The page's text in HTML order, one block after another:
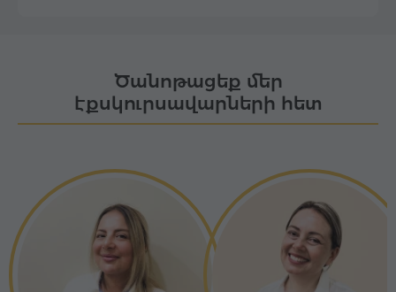
Ծանոթացեք մեր
էքսկուրսավարների հետ